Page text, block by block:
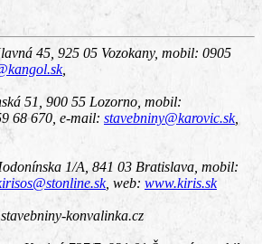
45, 925 05 Vozokany, mobil: 0905
,
51, 900 55 Lozorno, mobil:
68 670, e-mail: stavebniny@karovic.sk,
1/A, 841 03 Bratislava , mobil:
, web: www.kiris.sk
konvalinka.cz